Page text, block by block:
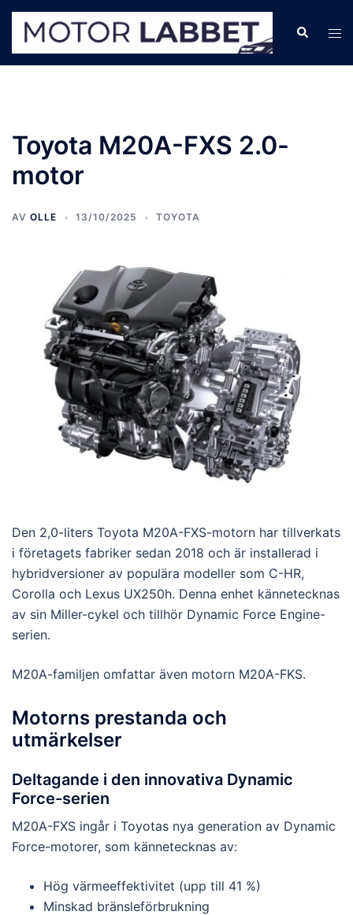
Hoppa
innehåll
Sök
Slå
Toyota M20A-FXS 2.0-
motor
AV OLLE 13/10/2025 TOYOTA
Den 2,0-liters Toyota M20A-FXS-motorn har tillverkats
i företagets fabriker sedan 2018 och är installerad i
hybridversioner av populära modeller som C-HR,
Corolla och Lexus UX250h. Denna enhet kännetecknas
av sin Miller-cykel och tillhör Dynamic Force Engine-
serien.
M20A-familjen omfattar även motorn M20A-FKS.
Motorns prestanda och
utmärkelser
Deltagande i den innovativa Dynamic
Force-serien
M20A-FXS ingår i Toyotas nya generation av Dynamic
Force-motorer, som kännetecknas av:
Hög värmeeffektivitet (upp till 41 %)
Minskad bränsleförbrukning